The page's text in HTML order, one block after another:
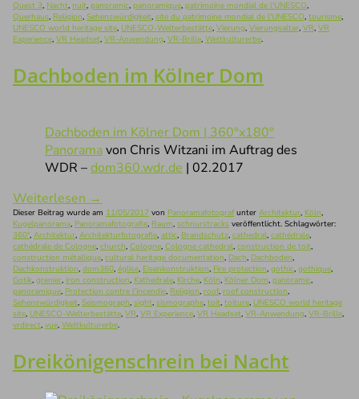
Quest 3, Nacht, nuit, panoramic, panoramique, patrimoine mondial de l'UNESCO,
Querhaus, Religion, Sehenswürdigkeit, site du patrimoine mondial de l'UNESCO, tourisme,
UNESCO world heritage site, UNESCO-Welterbestätte, Vierung, Vierungsaltar, VR, VR
Experience, VR Headset, VR-Anwendung, VR-Brille, Weltkulturerbe.
Dachboden im Kölner Dom
Dachboden im Kölner Dom | 360°x180°
Panoramavon Chris Witzani im Auftrag des
WDR –dom360.wdr.de | 02.2017
Weiterlesen →
Dieser Beitrag wurde am 11/05/2017 von Panoramafotografunter Architektur, Köln,
Kugelpanorama, Panoramafotografie, Raum, schnurstracks veröffentlicht. Schlagwörter:
360°, Architektur, Architekturfotografie, attic, Brandschutz, cathedral, cathédrale,
cathédrale de Cologne, church, Cologne, Cologne cathedral, construction de toit,
construction métallique, cultural heritage documentation, Dach, Dachboden,
Dachkonstruktion, dom360, église, Eisenkonstruktion, Fire protection, gothic, gothique,
Gotik, grenier, iron construction, Kathedrale, Kirche, Köln, Kölner Dom, panoramic,
panoramique, Protection contre l'incendie, Religion, roof, roof construction,
Sehenswürdigkeit, Seismograph, sight, sismographe, toit, toiture, UNESCO world heritage
site, UNESCO-Welterbestätte, VR, VR Experience, VR Headset, VR-Anwendung, VR-Brille,
vrdirect, vue, Weltkulturerbe.
Dreikönigenschrein bei Nacht